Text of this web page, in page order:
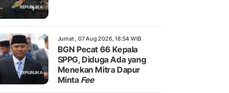
Jumat , 07 Aug 2026, 18:54 WIB
BGN Pecat 66 Kepala
SPPG, Diduga Ada yang
Menekan Mitra Dapur
Minta Fee